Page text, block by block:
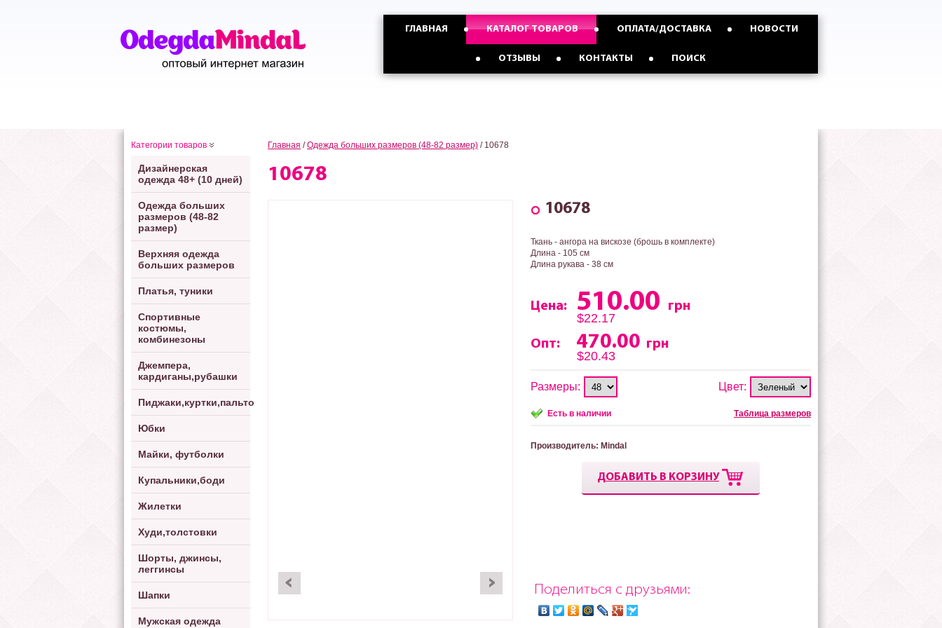
МЫ РАБОТАЕМ
Опт с Россией,Казахстаном и
Опт с Украиной от
ГЛАВНАЯ КАТАЛОГ ТОВАРОВ ОПЛАТА/ДОСТАВКА НОВОСТИ
ОТЗЫВЫ КОНТАКТЫ ПОИСК
Категории товаров
Дизайнерская
одежда 48+ (10 дней)
Одежда больших
размеров (48-82
размер)
Верхняя одежда
больших размеров
Платья, туники
Спортивные
костюмы,
комбинезоны
Джемпера,
кардиганы,рубашки
Пиджаки,куртки,пальто
Юбки
Майки, футболки
Купальники,боди
Жилетки
Худи,толстовки
Шорты, джинсы,
леггинсы
Шапки
Мужская одежда
Главная / Одежда больших размеров (48-82 размер) / 10678
10678
10678
Ткань - ангора на вискозе (брошь в комплекте)
Длина - 105 см
Длина рукава - 38 см
Цена: 510.00
грн
$22.17
Опт:
470.00 грн
$20.43
Размеры: Цвет:
Есть в наличии Таблица размеров
Производитель: Mindal
ДОБАВИТЬ В КОРЗИНУ
Поделиться с друзьями: